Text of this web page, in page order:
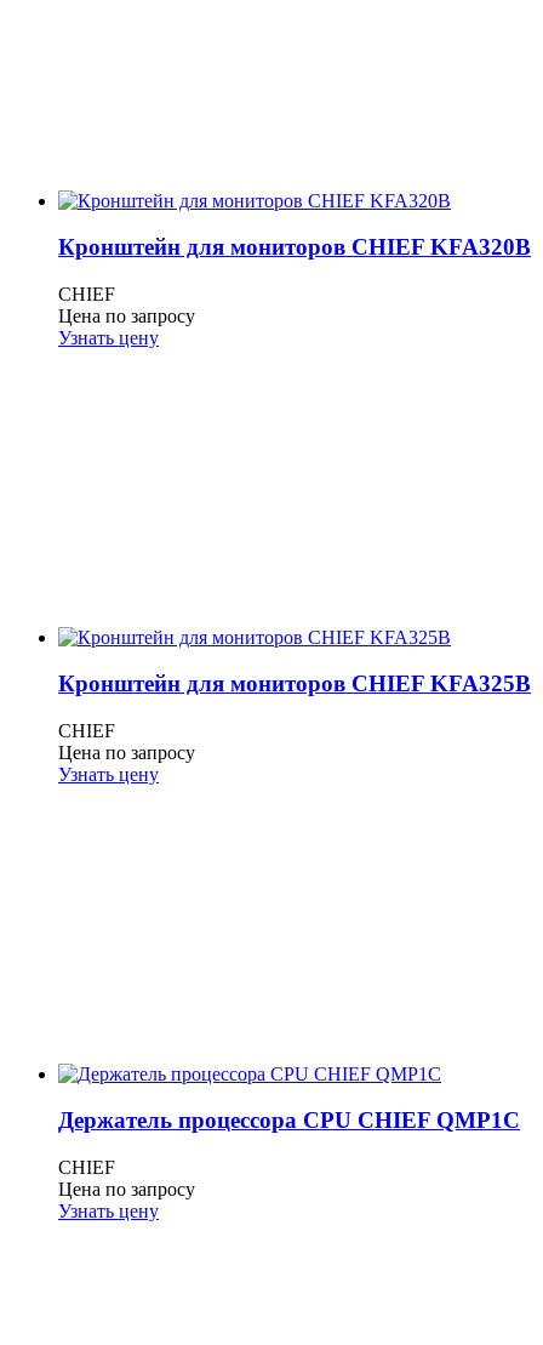
Кронштейн для мониторов CHIEF KFA320B
CHIEF
Цена по запросу
Узнать цену
Кронштейн для мониторов CHIEF KFA325B
CHIEF
Цена по запросу
Узнать цену
Держатель процессора CPU CHIEF QMP1C
CHIEF
Цена по запросу
Узнать цену